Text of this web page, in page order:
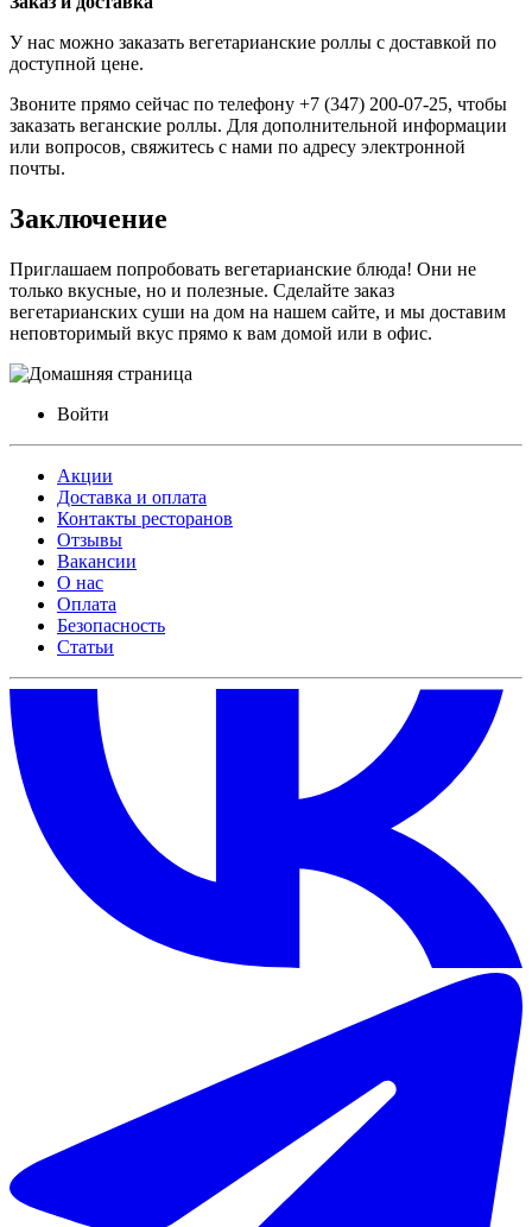
У нас можно заказать вегетарианские роллы с доставкой по
доступной цене.
Звоните прямо сейчас по телефону +7 (347) 200-07-25, чтобы
заказать веганские роллы. Для дополнительной информации
или вопросов, свяжитесь с нами по адресу электронной
почты.
Заключение
Приглашаем попробовать вегетарианские блюда! Они не
только вкусные, но и полезные. Сделайте заказ
вегетарианских суши на дом на нашем сайте, и мы доставим
неповторимый вкус прямо к вам домой или в офис.
Войти
Акции
Доставка и оплата
Контакты ресторанов
Отзывы
Вакансии
О нас
Оплата
Безопасность
Статьи